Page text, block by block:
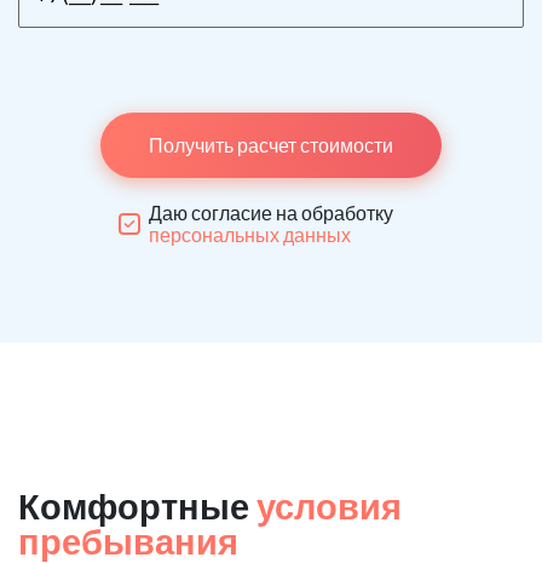
Получить расчет стоимости
Даю согласие на обработку
персональных данных
Комфортные условия
пребывания